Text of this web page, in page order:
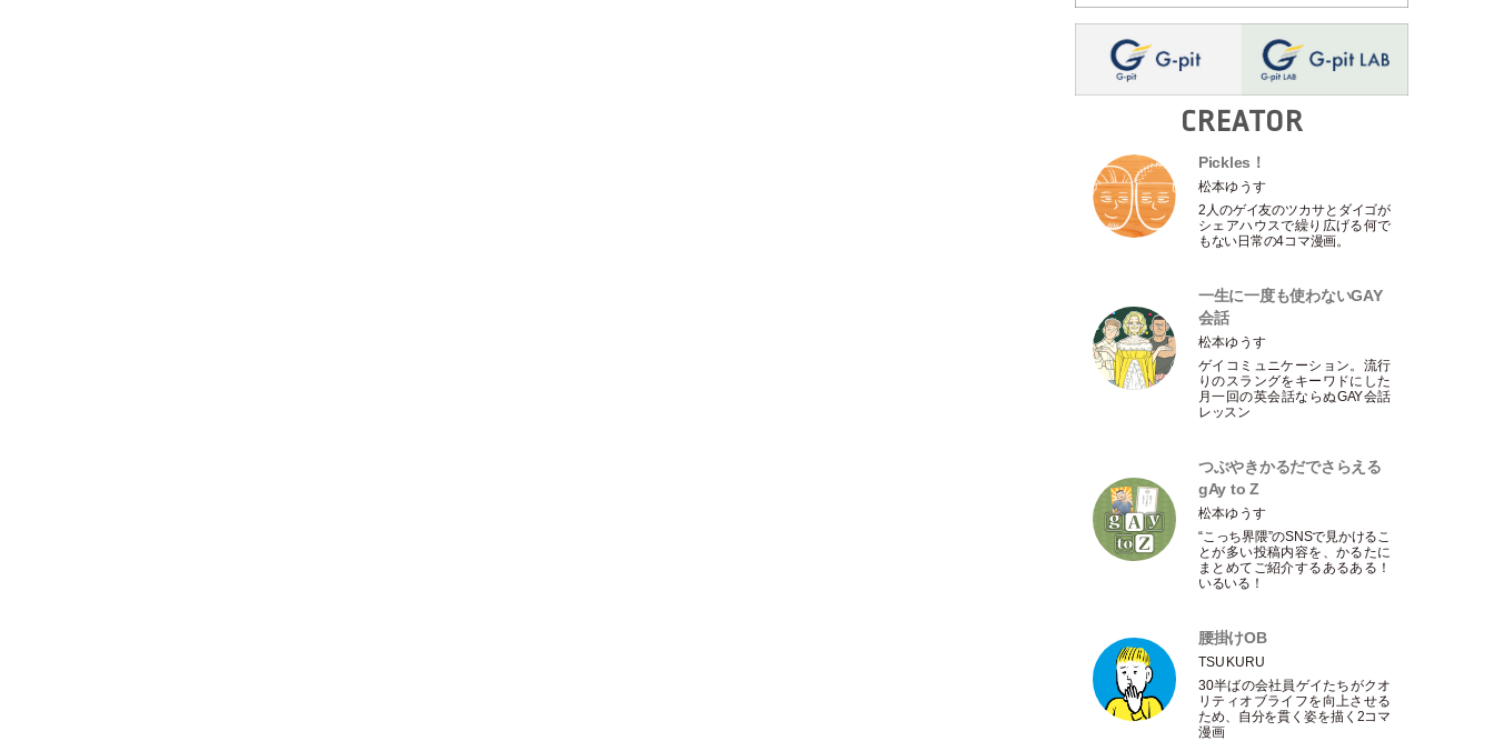
CREATOR
Pickles！
松本ゆうす
2人のゲイ友のツカサとダイゴが
シェアハウスで繰り広げる何で
もない日常の4コマ漫画。
一生に一度も使わないGAY
会話
松本ゆうす
ゲイコミュニケーション。流行
りのスラングをキーワドにした
月一回の英会話ならぬGAY会話
レッスン
つぶやきかるだでさらえる
gAy to Z
松本ゆうす
“こっち界隈”のSNSで見かけるこ
とが多い投稿内容を、かるたに
まとめてご紹介するあるある！
いるいる！
腰掛けOB
TSUKURU
30半ばの会社員ゲイたちがクオ
リティオブライフを向上させる
ため、自分を貫く姿を描く2コマ
漫画